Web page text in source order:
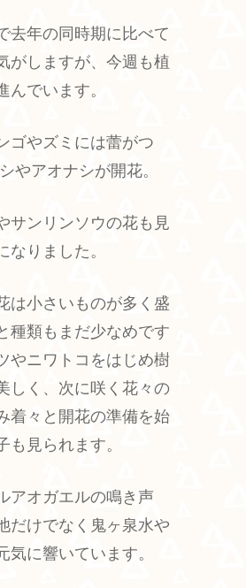
去年の同時期に比べて
がしますが、今週も植
んでいます。
ゴやズミには蕾がつ
やアオナシが開花。
サンリンソウの花も見
なりました。
は小さいものが多く盛
種類もまだ少なめです
やニワトコをはじめ樹
しく、次に咲く花々の
着々と開花の準備を始
も見られます。
アオガエルの鳴き声
だけでなく鬼ヶ泉水や
気に響いています。